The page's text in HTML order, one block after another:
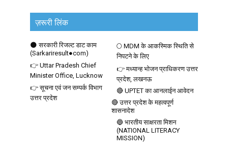
ज़रूरी लिंक
🌑 सरकारी रिजल्ट डाट काम
(Sarkariresult●com)
🌕 MDM के आकस्मिक स्थिति से
निपटने के लिए
👉 Uttar Pradesh Chief
Minister Office, Lucknow
👉 मध्यान्ह भोजन प्राधिकरण उत्तर
प्रदेश, लखनऊ
👉 सूचना एवं जन सम्पर्क विभाग
उत्तर प्रदेश
🔴 UPTET का आनलाईन आवेदन
🔴 उत्तर प्रदेश के महत्वपूर्ण
शासनादेश
🔵 भारतीय साक्षरता मिशन
(NATIONAL LITERACY
MISSION)